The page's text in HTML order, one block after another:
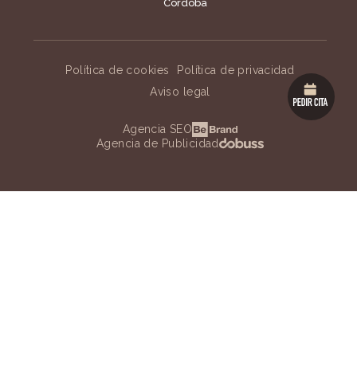
Córdoba
Política de cookies
Política de privacidad
Aviso legal
Agencia SEO
Agencia de Publicidad